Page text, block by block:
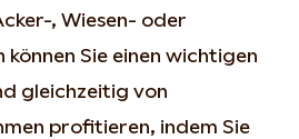
, Wiesen- oder
können Sie einen wichtigen
gleichzeitig von
profitieren, indem Sie